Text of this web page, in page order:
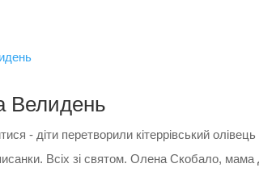
Велидень
- діти перетворили кітеррівський
Всіх зі святом. Олена Скобало,